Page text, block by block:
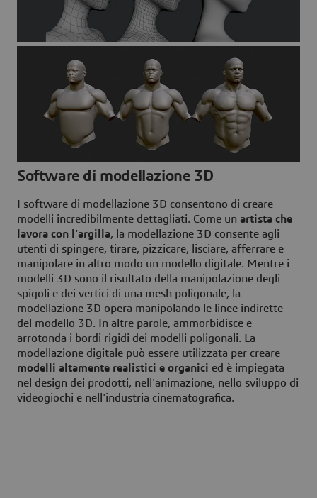
Software di modellazione 3D
I software di modellazione 3D consentono di creare
modelli incredibilmente dettagliati. Come un artista che
lavora con l'argilla, la modellazione 3D consente agli
utenti di spingere, tirare, pizzicare, lisciare, afferrare e
manipolare in altro modo un modello digitale. Mentre i
modelli 3D sono il risultato della manipolazione degli
spigoli e dei vertici di una mesh poligonale, la
modellazione 3D opera manipolando le linee indirette
del modello 3D. In altre parole, ammorbidisce e
arrotonda i bordi rigidi dei modelli poligonali. La
modellazione digitale può essere utilizzata per creare
modelli altamente realistici e organici ed è impiegata
nel design dei prodotti, nell'animazione, nello sviluppo di
videogiochi e nell'industria cinematografica.